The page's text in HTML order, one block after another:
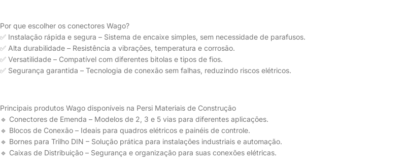
Por que escolher os conectores Wago?
✅ Instalação rápida e segura – Sistema de encaixe simples, sem necessidade de parafusos.
✅ Alta durabilidade – Resistência a vibrações, temperatura e corrosão.
✅ Versatilidade – Compatível com diferentes bitolas e tipos de fios.
✅ Segurança garantida – Tecnologia de conexão sem falhas, reduzindo riscos elétricos.
Principais produtos Wago disponíveis na Persi Materiais de Construção
🔹 Conectores de Emenda – Modelos de 2, 3 e 5 vias para diferentes aplicações.
🔹 Blocos de Conexão – Ideais para quadros elétricos e painéis de controle.
🔹 Bornes para Trilho DIN – Solução prática para instalações industriais e automação.
🔹 Caixas de Distribuição – Segurança e organização para suas conexões elétricas.